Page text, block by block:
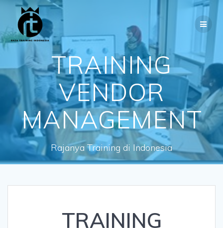
content
TRAINING
VENDOR
MANAGEMENT
Rajanya Training di Indonesia
TRAINING